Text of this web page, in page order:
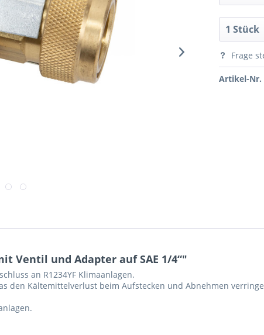
Frage
Artikel-Nr.
Ventil und Adapter auf SAE 1/4“"
an R1234YF Klimaanlagen.
den Kältemittelverlust beim Aufstecken und Abnehmen